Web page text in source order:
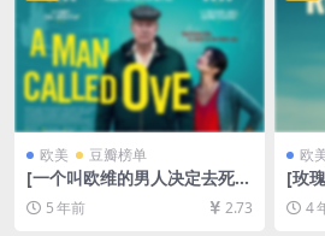
欧美 豆瓣榜单
[一个叫欧维的男人决定去死]E
n man som heter Ove (201
5)[百度网盘+迅雷云盘资源10
5 年前 2.73
欧
[玫
lle4